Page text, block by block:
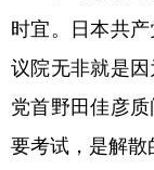
时宜。日本共
议院无非就是
党首野田佳彦
要考试，是解散